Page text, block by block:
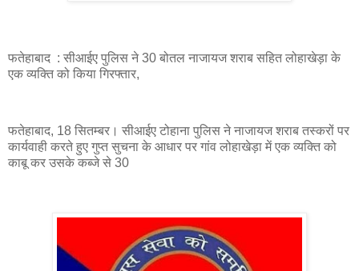
फतेहाबाद : सीआईए पुलिस ने 30 बोतल नाजायज शराब सहित लोहाखेड़ा के
एक व्यक्ति को किया गिरफ्तार,
फतेहाबाद, 18 सितम्बर। सीआईए टोहाना पुलिस ने नाजायज शराब तस्करों पर
कार्यवाही करते हुए गुप्त सुचना के आधार पर गांव लोहाखेड़ा में एक व्यक्ति को
काबू कर उसके कब्जे से 30